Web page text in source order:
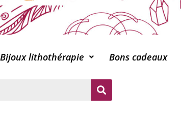
Bijoux lithothérapie Bons cadeaux